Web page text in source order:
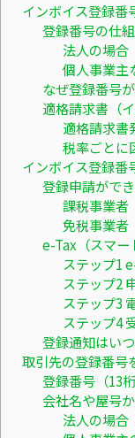
インボイス登録番
登録番号の仕
法人の場合
個人事業主
なぜ登録番号
適格請求書（
適格請求書
税率ごとに
インボイス登録番
登録申請がで
課税事業者
免税事業者
e-Tax（スマー
ステップ1
ステップ2
ステップ3
ステップ4
登録通知はい
取引先の登録番号
登録番号（13
会社名や屋号
法人の場合